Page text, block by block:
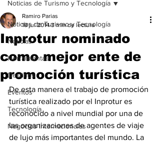
Noticias de Turismo y Tecnología
Noticias
Herramientas
Destinos
Eventos
Tecnología
Negocios Internacionales
Noticias de Turismo y Tecnología
Inprotur nominado
como mejor ente de
promoción turística
Ramiro Parias
18 jul 2014 3 min de lectura
De esta manera el trabajo de promoción
turística realizado por el Inprotur es
reconocido a nivel mundial por una de
las organizaciones de agentes de viaje
de lujo más importantes del mundo. La